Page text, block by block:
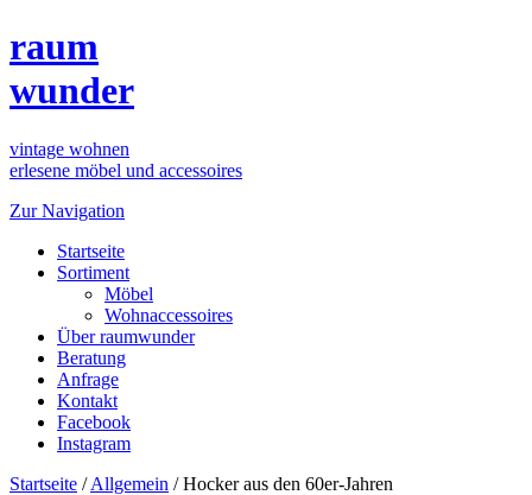
raum
wunder
vintage wohnen
erlesene möbel und accessoires
Zur Navigation
Startseite
Sortiment
Möbel
Wohnaccessoires
Über raumwunder
Beratung
Anfrage
Kontakt
Facebook
Instagram
Startseite /Allgemein /Hocker aus den 60er-Jahren